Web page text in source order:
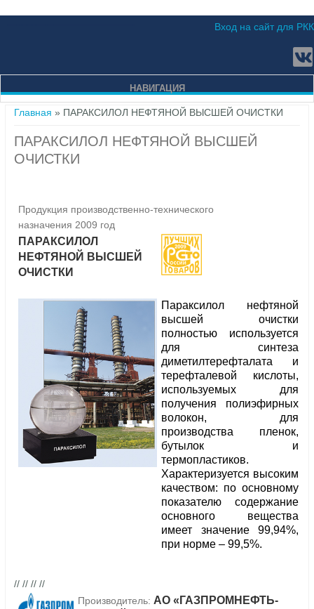
Вход на сайт для РКК
НАВИГАЦИЯ
Вы здесь
Главная » ПАРАКСИЛОЛ НЕФТЯНОЙ ВЫСШЕЙ ОЧИСТКИ
ПАРАКСИЛОЛ НЕФТЯНОЙ ВЫСШЕЙ
ОЧИСТКИ
Продукция производственно-технического
назначения 2009 год
ПАРАКСИЛОЛ
НЕФТЯНОЙ ВЫСШЕЙ
ОЧИСТКИ
Параксилол нефтяной
высшей очистки
полностью используется
для синтеза
диметилтерефталата и
терефталевой кислоты,
используемых для
получения полиэфирных
волокон, для
производства пленок,
бутылок и
термопластиков.
Характеризуется высоким
качеством: по основному
показателю содержание
основного вещества
имеет значение 99,94%,
при норме – 99,5%.
// // // //
Производитель: АО «ГАЗПРОМНЕФТЬ-